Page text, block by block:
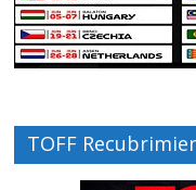
TOFF